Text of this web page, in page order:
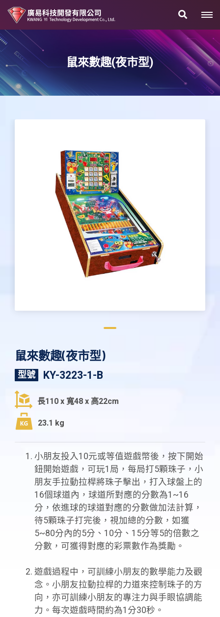
鼠來數趣(夜市型)
鼠來數趣(夜市型)
型號 KY-3223-1-B
長110 x 寬48 x 高22cm
23.1 kg
小朋友投入10元或等值遊戲幣後，按下開始
鈕開始遊戲，可玩1局，每局打5顆珠子，小
朋友手拉動拉桿將珠子擊出，打入球盤上的
16個球道內，球道所對應的分數為1~16
分，依進球的球道對應的分數做加法計算，
待5顆珠子打完後，視加總的分數，如獲
5~80分內的5分、10分、15分等5的倍數之
分數，可獲得對應的彩票數作為獎勵。
遊戲過程中，可訓練小朋友的數學能力及觀
念。小朋友拉動拉桿的力道來控制珠子的方
向，亦可訓練小朋友的專注力與手眼協調能
力。每次遊戲時間約為1分30秒。